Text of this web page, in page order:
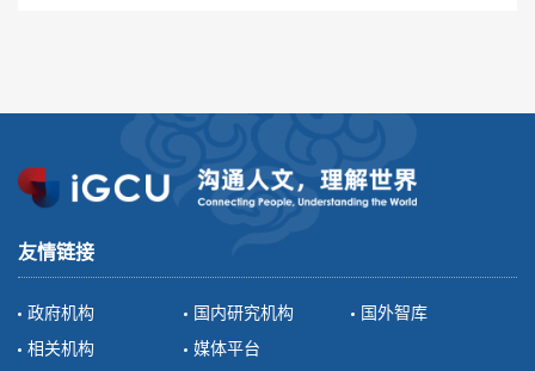
友情链接
政府机构 国内研究机构
国外智库
相关机构
媒体平台